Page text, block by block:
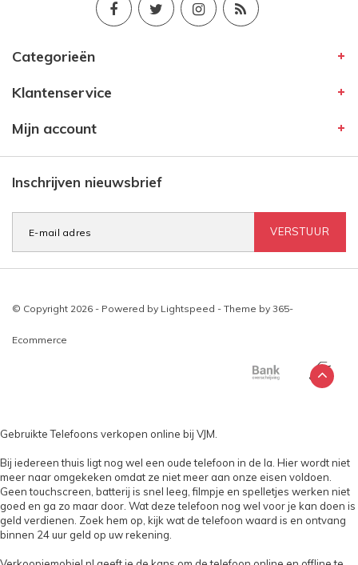
Categorieën
Klantenservice
Mijn account
Inschrijven nieuwsbrief
VERSTUUR
© Copyright 2026 - Powered by Lightspeed - Theme by 365-
Ecommerce
Gebruikte Telefoons verkopen online bij VJM.
Bij iedereen thuis ligt nog wel een oude telefoon in de la. Hier wordt niet
meer naar omgekeken omdat ze niet meer aan onze eisen voldoen.
Geen touchscreen, batterij is snel leeg, filmpje en spelletjes werken niet
goed en ga zo maar door. Wat deze telefoon nog wel voor je kan doen is
geld verdienen. Zoek hem op, kijk wat de telefoon waard is en ontvang
binnen 24 uur geld op uw rekening.